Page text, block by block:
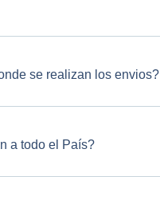
se realizan los envios?
a todo el País?